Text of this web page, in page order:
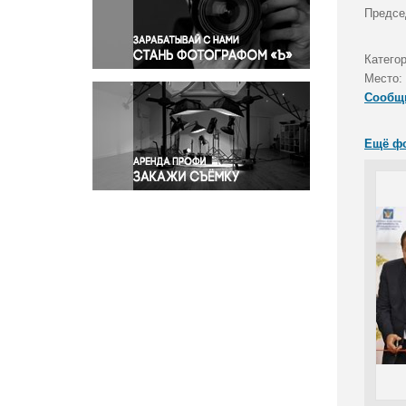
Правосудие
Происшествия и конфликты
Религия
Светская жизнь
Спорт
Экология
Экономика и бизнес
Место:
Ещё